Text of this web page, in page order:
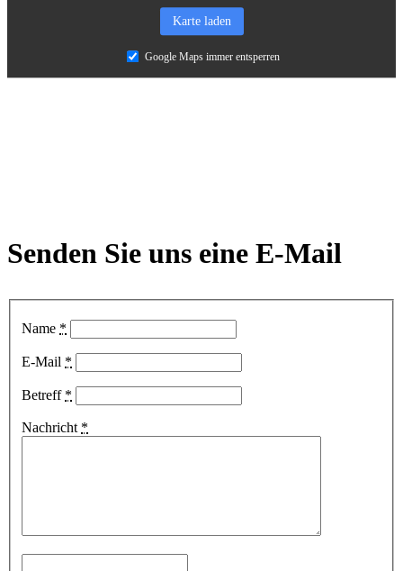
Karte laden
Google Maps immer entsperren
Senden Sie uns eine E-Mail
Name *
E-Mail *
Betreff *
Nachricht *